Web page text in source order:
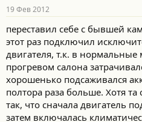
19 Фев 2012
переставил себе с бывшей
этот раз подключил
двигателя, т.к. в
прогревом салона
хорошенько подсаживался
полтора раза больше. Хотя
так, что сначала двигатель
затем включалась